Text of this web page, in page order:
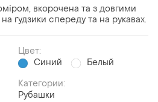
вкорочена та з довгими
ґудзики спереду та на рукавах.
Цвет:
Синий
Белый
Категории:
Рубашки